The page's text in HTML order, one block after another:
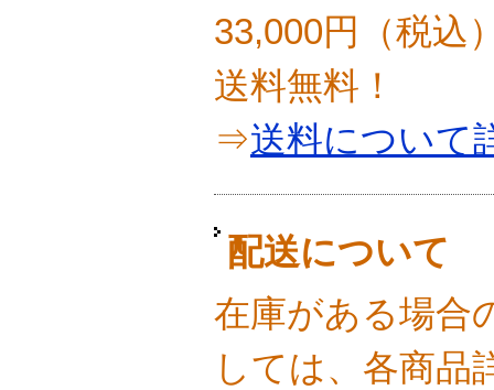
33,000円（税込
送料無料！
⇒送料について
配送について
在庫がある場合
しては、各商品